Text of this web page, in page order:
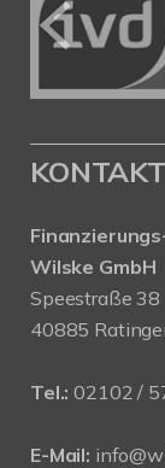
KONTAKT
Wilske GmbH
Speestraße 38
40885
Tel.: 02102 /
E-Mail: